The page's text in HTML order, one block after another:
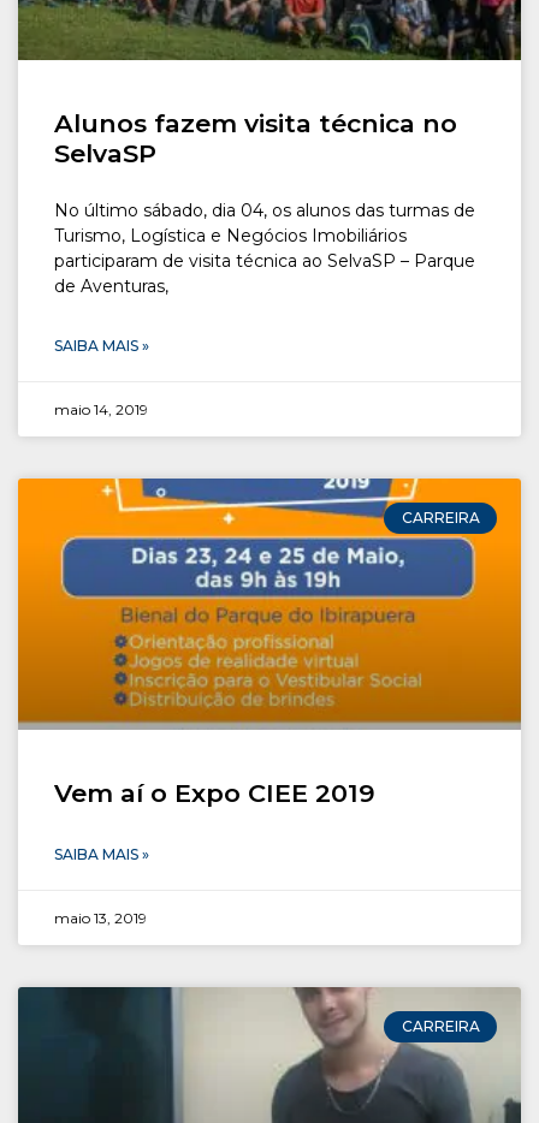
Alunos fazem visita técnica no
SelvaSP
No último sábado, dia 04, os alunos das turmas de
Turismo, Logística e Negócios Imobiliários
participaram de visita técnica ao SelvaSP – Parque
de Aventuras,
SAIBA MAIS »
maio 14, 2019
CARREIRA
Vem aí o Expo CIEE 2019
SAIBA MAIS »
maio 13, 2019
CARREIRA